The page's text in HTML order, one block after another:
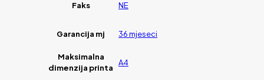
Faks NE
Garancija mj 36 mjeseci
Maksimalna
dimenzija printa
A4